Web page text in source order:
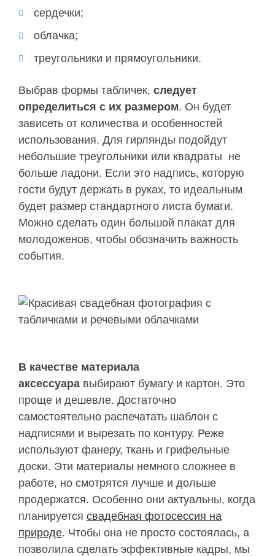
сердечки;
облачка;
треугольники и прямоугольники.
Выбрав формы табличек, следует
определиться с их размером. Он будет
зависеть от количества и особенностей
использования. Для гирлянды подойдут
небольшие треугольники или квадраты не
больше ладони. Если это надпись, которую
гости будут держать в руках, то идеальным
будет размер стандартного листа бумаги.
Можно сделать один большой плакат для
молодоженов, чтобы обозначить важность
события.
В качестве материала
аксессуара выбирают бумагу и картон. Это
проще и дешевле. Достаточно
самостоятельно распечатать шаблон с
надписями и вырезать по контуру. Реже
используют фанеру, ткань и грифельные
доски. Эти материалы немного сложнее в
работе, но смотрятся лучше и дольше
продержатся. Особенно они актуальны, когда
планируется свадебная фотосессия на
природе. Чтобы она не просто состоялась, а
позволила сделать эффективные кадры, мы